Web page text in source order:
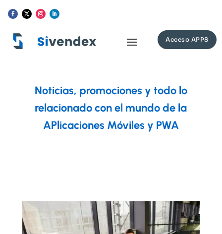
Acceso APPS
Noticias, promociones y todo lo
relacionado con el mundo de la
APlicaciones Móviles y PWA